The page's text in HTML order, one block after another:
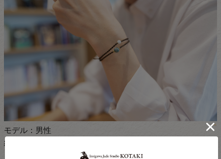
モデル：男性
紐ブレスレット（マクラメ）Mサイズ着用